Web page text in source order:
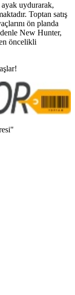
uydurarak,
Toptan satış
ön planda
New Hunter,
öncelikli